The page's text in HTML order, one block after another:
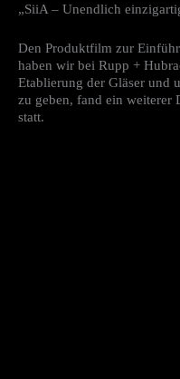
„SiiA – Unendlich
Den Produktfilm zur
haben wir bei Rupp +
Etablierung der Gläser und
zu geben, fand ein weiterer
statt.